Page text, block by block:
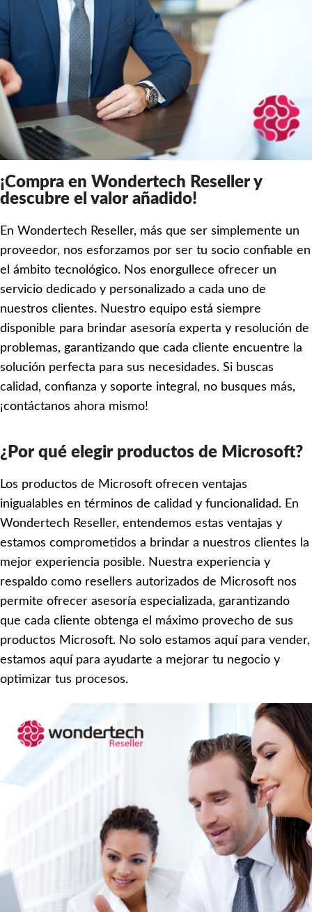
¡Compra en Wondertech Reseller y
descubre el valor añadido!
En Wondertech Reseller, más que ser simplemente un
proveedor, nos esforzamos por ser tu socio confiable en
el ámbito tecnológico. Nos enorgullece ofrecer un
servicio dedicado y personalizado a cada uno de
nuestros clientes. Nuestro equipo está siempre
disponible para brindar asesoría experta y resolución de
problemas, garantizando que cada cliente encuentre la
solución perfecta para sus necesidades. Si buscas
calidad, confianza y soporte integral, no busques más,
¡contáctanos ahora mismo!
¿Por qué elegir productos de Microsoft?
Los productos de Microsoft ofrecen ventajas
inigualables en términos de calidad y funcionalidad. En
Wondertech Reseller, entendemos estas ventajas y
estamos comprometidos a brindar a nuestros clientes la
mejor experiencia posible. Nuestra experiencia y
respaldo como resellers autorizados de Microsoft nos
permite ofrecer asesoría especializada, garantizando
que cada cliente obtenga el máximo provecho de sus
productos Microsoft. No solo estamos aquí para vender,
estamos aquí para ayudarte a mejorar tu negocio y
optimizar tus procesos.